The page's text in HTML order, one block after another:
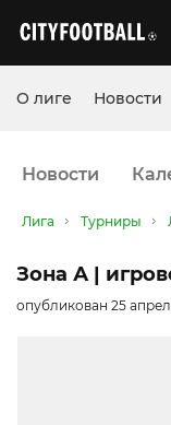
О лиге Новости
Новости
Лига Турниры
Зона А |
опубликован 25